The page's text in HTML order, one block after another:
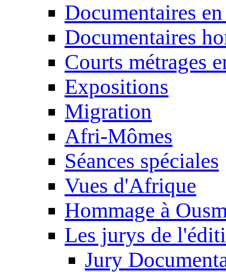
Documentaires
Documentaires
Courts métrages
Expositions
Migration
Afri-Mômes
Séances spéciales
Vues d'Afrique
Hommage à
Les jurys de
Jury